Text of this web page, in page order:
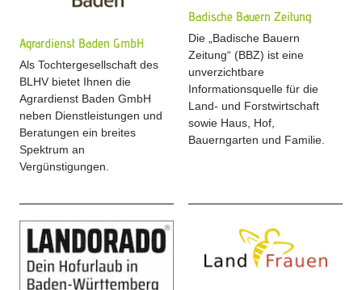
Agrardienst Baden GmbH
Als Tochtergesellschaft des
BLHV bietet Ihnen die
Agrardienst Baden GmbH
neben Dienstleistungen und
Beratungen ein breites
Spektrum an
Vergünstigungen.
Badische Bauern Zeitung
Die „Badische Bauern
Zeitung“ (BBZ) ist eine
unverzichtbare
Informationsquelle für die
Land- und Forstwirtschaft
sowie Haus, Hof,
Bauerngarten und Familie.